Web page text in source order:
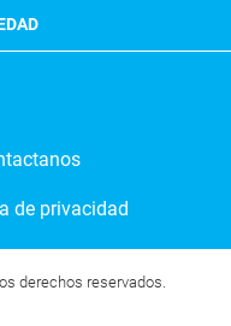
de privacidad
derechos reservados.